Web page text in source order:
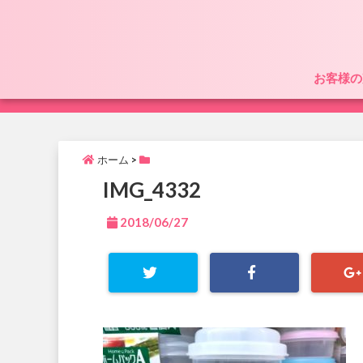
お客様
ホーム >
IMG_4332
2018/06/27